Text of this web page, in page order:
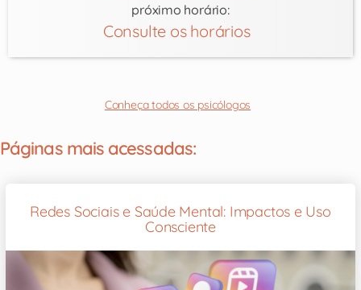
próximo horário:
Consulte os horários
Conheça todos os psicólogos
Páginas mais acessadas:
Redes Sociais e Saúde Mental: Impactos e Uso
Consciente